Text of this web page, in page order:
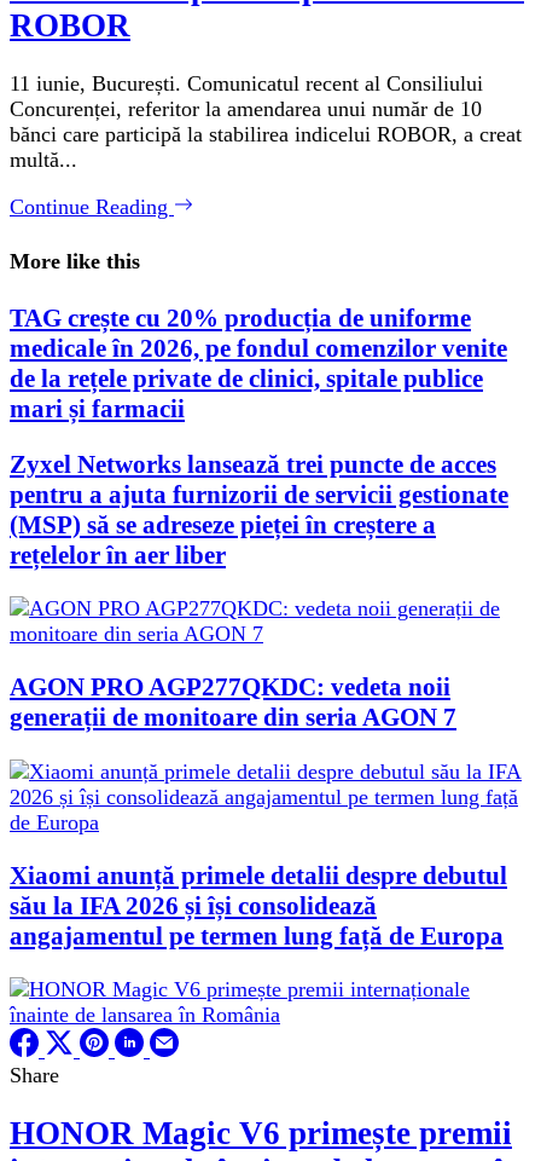
ROBOR
11 iunie, București. Comunicatul recent al Consiliului
Concurenței, referitor la amendarea unui număr de 10
bănci care participă la stabilirea indicelui ROBOR, a creat
multă...
Continue Reading
More like this
TAG crește cu 20% producția de uniforme
medicale în 2026, pe fondul comenzilor venite
de la rețele private de clinici, spitale publice
mari și farmacii
Zyxel Networks lansează trei puncte de acces
pentru a ajuta furnizorii de servicii gestionate
(MSP) să se adreseze pieței în creștere a
rețelelor în aer liber
AGON PRO AGP277QKDC: vedeta noii
generații de monitoare din seria AGON 7
Xiaomi anunță primele detalii despre debutul
său la IFA 2026 și își consolidează
angajamentul pe termen lung față de Europa
Share
HONOR Magic V6 primește premii